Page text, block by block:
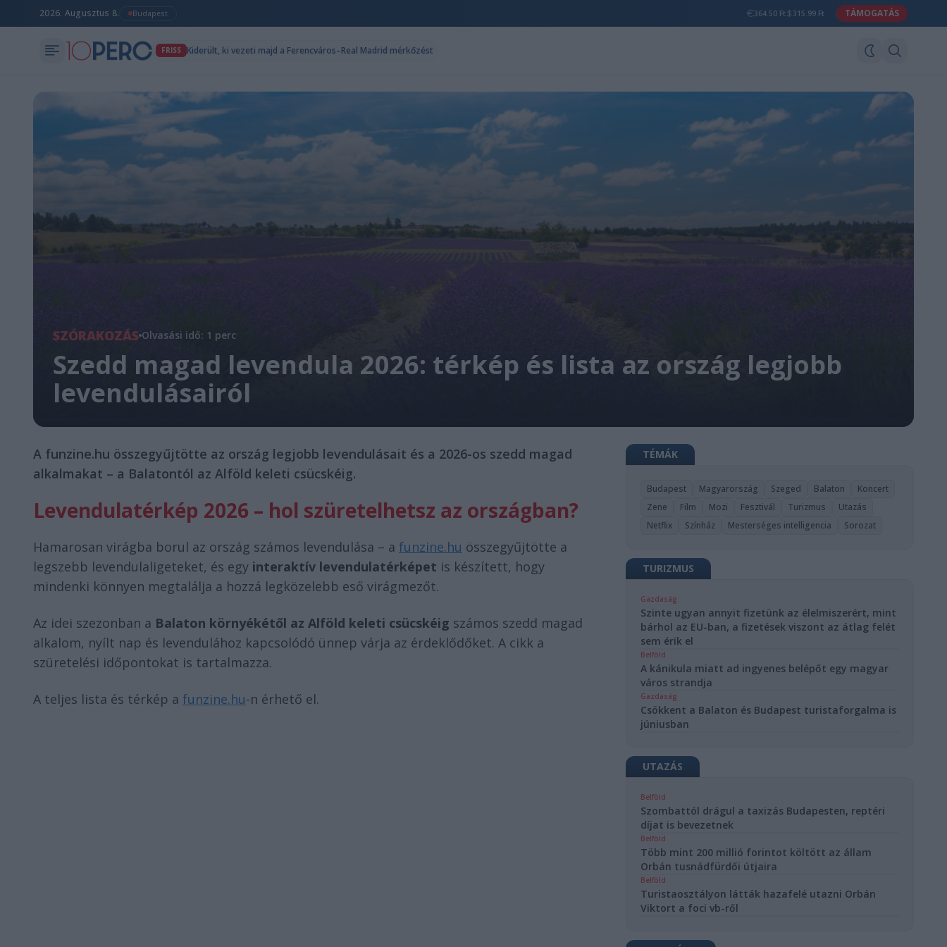
2026. Augusztus 8. Budapest 364.50 Ft 315.99 Ft TÁMOGATÁS
FRISS Kiderült, ki vezeti majd a Ferencváros–Real Madrid mérkőzést
SZÓRAKOZÁS Olvasási idő: 1 perc
Szedd magad levendula 2026: térkép és lista az ország legjobb
levendulásairól
A funzine.hu összegyűjtötte az ország legjobb levendulásait és a 2026-os szedd magad
alkalmakat – a Balatontól az Alföld keleti csücskéig.
Levendulatérkép 2026 – hol szüretelhetsz az országban?
Hamarosan virágba borul az ország számos levendulása – a funzine.hu összegyűjtötte a
legszebb levendulaligeteket, és egy interaktív levendulatérképet is készített, hogy
mindenki könnyen megtalálja a hozzá legközelebb eső virágmezőt.
Az idei szezonban a Balaton környékétől az Alföld keleti csücskéig számos szedd magad
alkalom, nyílt nap és levendulához kapcsolódó ünnep várja az érdeklődőket. A cikk a
szüretelési időpontokat is tartalmazza.
A teljes lista és térkép a funzine.hu-n érhető el.
TÉMÁK
Budapest Magyarország Szeged Balaton
Koncert
Zene
Film Mozi Fesztivál Turizmus
Utazás
Netflix
Színház Mesterséges intelligencia Sorozat
TURIZMUS
Gazdaság
Szinte ugyan annyit fizetünk az élelmiszerért, mint
bárhol az EU-ban, a fizetések viszont az átlag felét
sem érik el
Belföld
A kánikula miatt ad ingyenes belépőt egy magyar
város strandja
Gazdaság
Csökkent a Balaton és Budapest turistaforgalma is
júniusban
UTAZÁS
Belföld
Szombattól drágul a taxizás Budapesten, reptéri
díjat is bevezetnek
Belföld
Több mint 200 millió forintot költött az állam
Orbán tusnádfürdői útjaira
Belföld
Turistaosztályon látták hazafelé utazni Orbán
Viktort a foci vb-ről